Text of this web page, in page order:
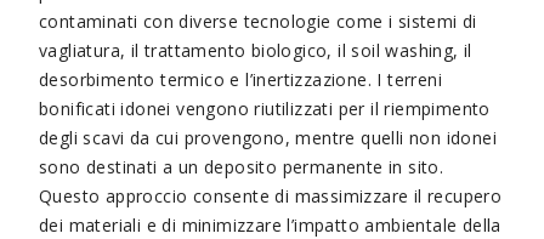
contaminati con diverse tecnologie come i sistemi di
vagliatura, il trattamento biologico, il soil washing, il
desorbimento termico e l’inertizzazione. I terreni
bonificati idonei vengono riutilizzati per il riempimento
degli scavi da cui provengono, mentre quelli non idonei
sono destinati a un deposito permanente in sito.
Questo approccio consente di massimizzare il recupero
dei materiali e di minimizzare l’impatto ambientale della